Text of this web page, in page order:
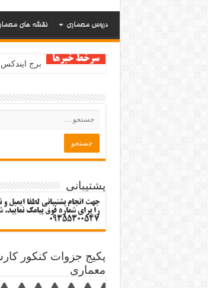
دروس معماری نقشه های
سرخط خبرها برج
پشتیبانی
جهت انجام پشتیبانی لطفا ایمیل
را برای شماره فوق پیامک نمایید.
09355300547
پکیج جزوات کنکور
معماری